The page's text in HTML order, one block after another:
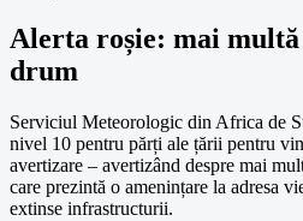
Alerta roșie: mai
drum
Serviciul Meteorologic din Africa de
nivel 10 pentru părți ale țării pentru
avertizare – avertizând despre mai
care prezintă o amenințare la adresa
extinse infrastructurii.